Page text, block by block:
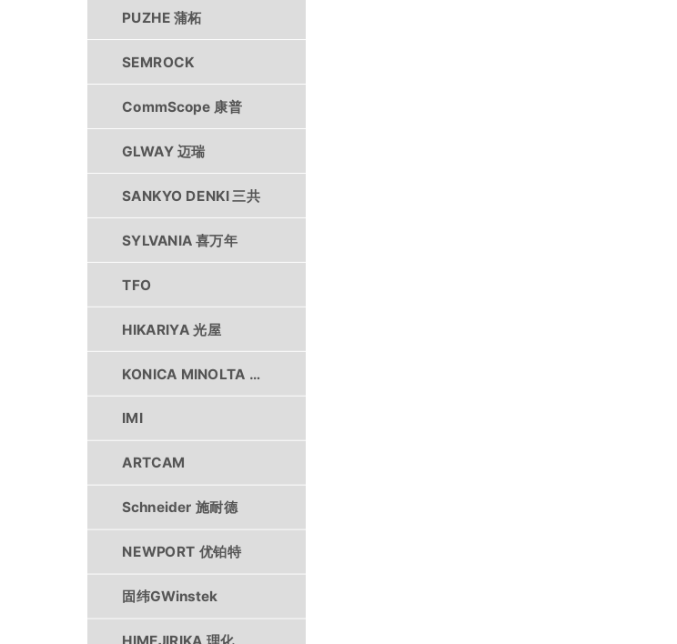
PUZHE 蒲柘
SEMROCK
CommScope 康普
GLWAY 迈瑞
SANKYO DENKI 三共
SYLVANIA 喜万年
TFO
HIKARIYA 光屋
KONICA MINOLTA 柯尼卡美能达
IMI
ARTCAM
Schneider 施耐德
NEWPORT 优铂特
固纬GWinstek